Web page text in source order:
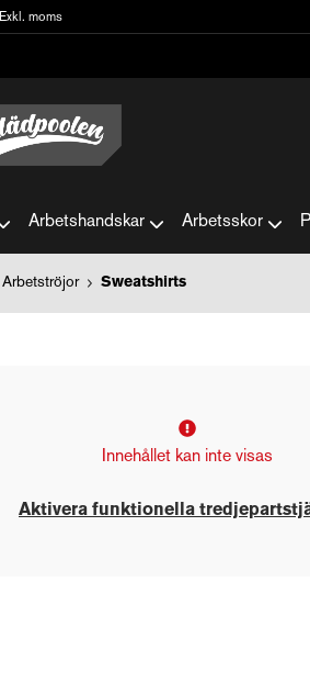
Exkl. moms
Arbetshandskar Arbetsskor
Arbetströjor Sweatshirts
Innehållet kan inte visas
Aktivera funktionella